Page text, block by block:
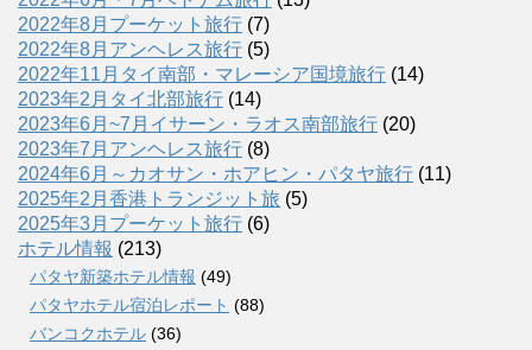
2022年8月プーケット旅行 (7)
2022年8月アンヘレス旅行 (5)
2022年11月タイ南部・マレーシア国境旅行 (14)
2023年2月タイ北部旅行 (14)
2023年6月~7月イサーン・ラオス南部旅行 (20)
2023年7月アンヘレス旅行 (8)
2024年6月～カオサン・ホアヒン・パタヤ旅行 (11)
2025年2月香港トランジット旅 (5)
2025年3月プーケット旅行 (6)
ホテル情報 (213)
パタヤ新築ホテル情報 (49)
パタヤホテル宿泊レポート (88)
バンコクホテル (36)